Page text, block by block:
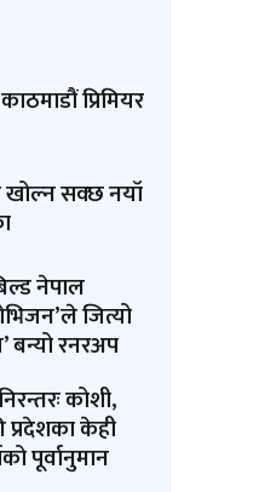
प्रिमियर
खोल्न सक्छ नयाँ
नेपाल
जित्यो
बन्यो रनरअप
कोशी,
प्रदेशका केही
पूर्वानुमान